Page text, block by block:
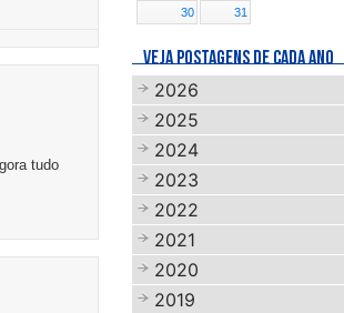
tudo
30
31
VEJA POSTAGENS DE CADA ANO
2026
2025
2024
2023
2022
2021
2020
2019